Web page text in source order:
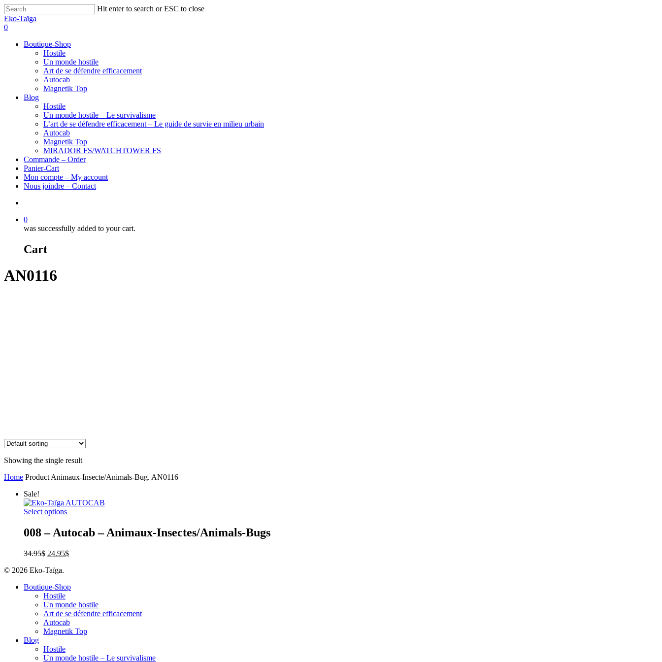
Hit enter to search or ESC to close
Eko-Taïga
0
Boutique-Shop
Hostile
Un monde hostile
Art de se défendre efficacement
Autocab
Magnetik Top
Blog
Hostile
Un monde hostile – Le survivalisme
L’art de se défendre efficacement – Le guide de survie en milieu urbain
Autocab
Magnetik Top
MIRADOR FS/WATCHTOWER FS
Commande – Order
Panier-Cart
Mon compte – My account
Nous joindre – Contact
0
was successfully added to your cart.
Cart
AN0116
Showing the single result
Home Product Animaux-Insecte/Animals-Bug. AN0116
Sale!
Select options
008 – Autocab – Animaux-Insectes/Animals-Bugs
34.95$ 24.95$
© 2026 Eko-Taïga.
Boutique-Shop
Hostile
Un monde hostile
Art de se défendre efficacement
Autocab
Magnetik Top
Blog
Hostile
Un monde hostile – Le survivalisme